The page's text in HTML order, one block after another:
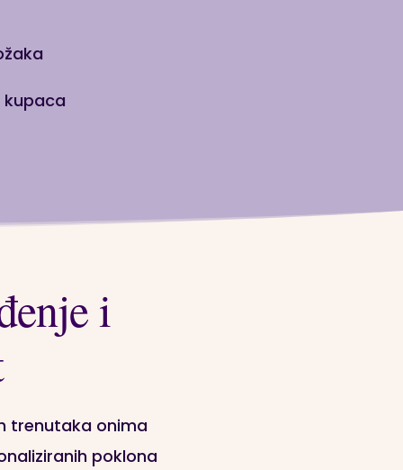
kupaca
i
trenutaka onima
poklona